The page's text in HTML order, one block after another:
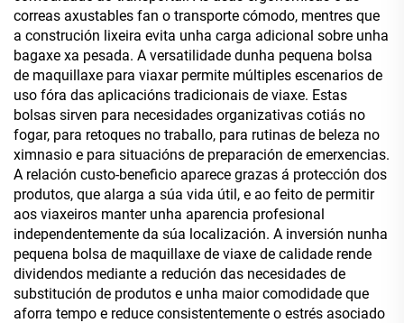
correas axustables fan o transporte cómodo, mentres que
a construción lixeira evita unha carga adicional sobre unha
bagaxe xa pesada. A versatilidade dunha pequena bolsa
de maquillaxe para viaxar permite múltiples escenarios de
uso fóra das aplicacións tradicionais de viaxe. Estas
bolsas sirven para necesidades organizativas cotiás no
fogar, para retoques no traballo, para rutinas de beleza no
ximnasio e para situacións de preparación de emerxencias.
A relación custo-beneficio aparece grazas á protección dos
produtos, que alarga a súa vida útil, e ao feito de permitir
aos viaxeiros manter unha aparencia profesional
independentemente da súa localización. A inversión nunha
pequena bolsa de maquillaxe de viaxe de calidade rende
dividendos mediante a redución das necesidades de
substitución de produtos e unha maior comodidade que
aforra tempo e reduce consistentemente o estrés asociado